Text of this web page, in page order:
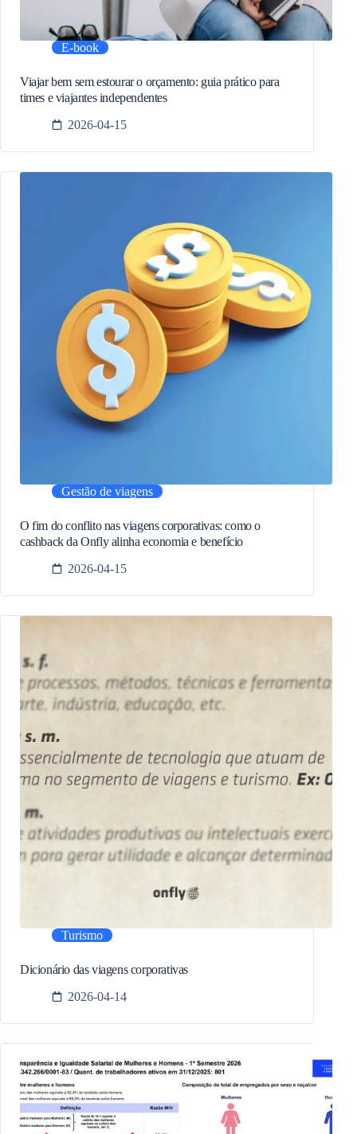
E-book
Viajar bem sem estourar o orçamento: guia prático para
times e viajantes independentes
2026-04-15
Gestão de viagens
O fim do conflito nas viagens corporativas: como o
cashback da Onfly alinha economia e benefício
2026-04-15
Turismo
Dicionário das viagens corporativas
2026-04-14